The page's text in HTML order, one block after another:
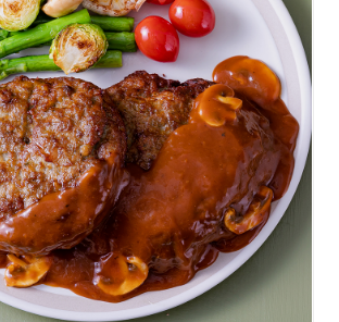
고루수제함박스테이크